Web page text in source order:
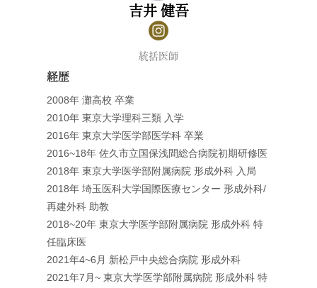
吉井 健吾
統括医師
経歴
2008年 灘高校 卒業
2010年 東京大学理科三類 入学
2016年 東京大学医学部医学科 卒業
2016~18年 佐久市立国保浅間総合病院初期研修医
2018年 東京大学医学部附属病院 形成外科 入局
2018年 埼玉医科大学国際医療センター 形成外科/
再建外科 助教
2018~20年 東京大学医学部附属病院 形成外科 特
任臨床医
2021年4~6月 新松戸中央総合病院 形成外科
2021年7月~ 東京大学医学部附属病院 形成外科 特